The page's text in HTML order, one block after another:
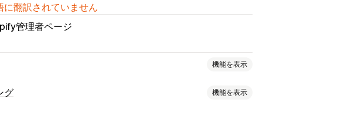
に翻訳されていません
管理者ページ
機能を表示
グ 機能を表示